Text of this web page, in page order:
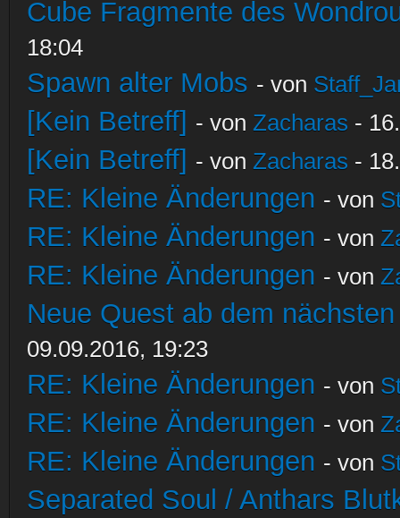
Cube Fragmente des
18:04
Spawn alter Mobs - von
[Kein Betreff] - von Zacharas -
[Kein Betreff] - von Zacharas -
RE: Kleine Änderungen - von
RE: Kleine Änderungen - von
RE: Kleine Änderungen - von
Neue Quest ab dem
09.09.2016, 19:23
RE: Kleine Änderungen - von
RE: Kleine Änderungen - von
RE: Kleine Änderungen - von
Separated Soul / Anthars